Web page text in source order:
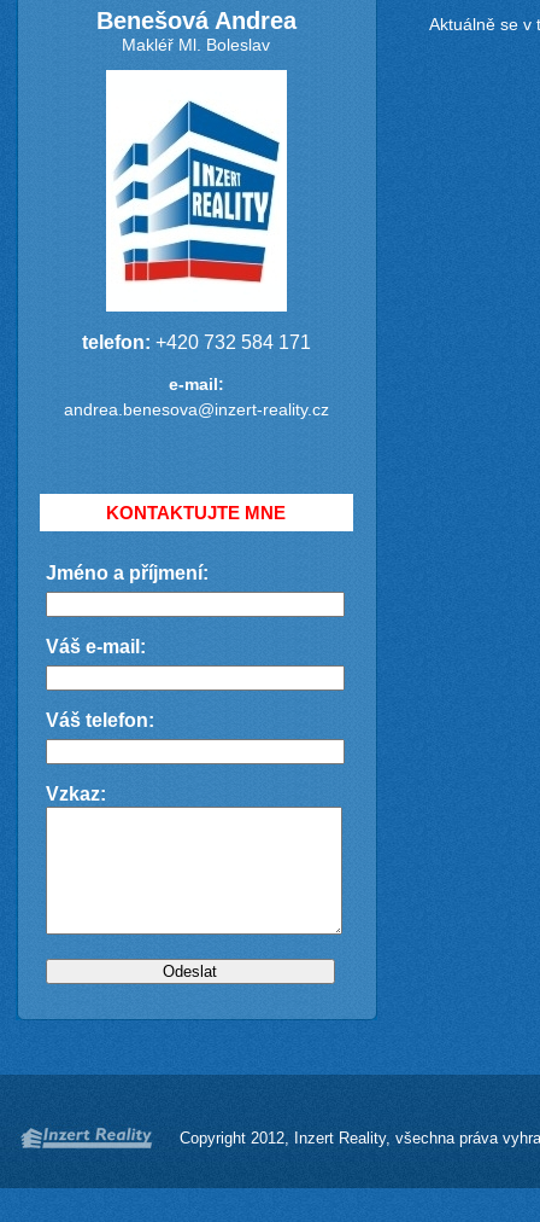
Benešová Andrea
Makléř Ml. Boleslav
telefon: +420 732 584 171
e-mail:
andrea.benesova@inzert-reality.cz
KONTAKTUJTE MNE
Jméno a příjmení:
Váš e-mail:
Váš telefon:
Vzkaz:
Aktuálně se v
Copyright 2012, Inzert Reality, všechna práva